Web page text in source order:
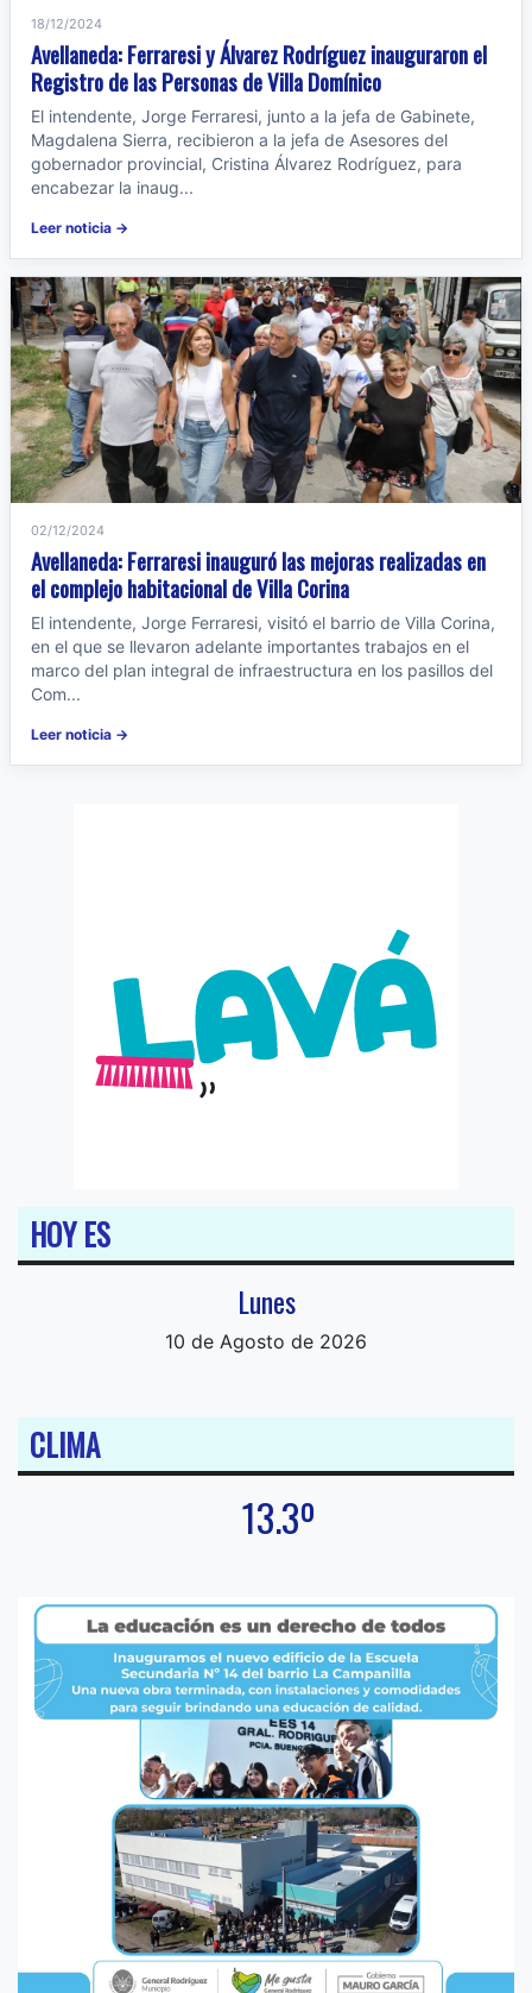
18/12/2024
Avellaneda: Ferraresi y Álvarez Rodríguez inauguraron el
Registro de las Personas de Villa Domínico
El intendente, Jorge Ferraresi, junto a la jefa de Gabinete,
Magdalena Sierra, recibieron a la jefa de Asesores del
gobernador provincial, Cristina Álvarez Rodríguez, para
encabezar la inaug...
Leer noticia →
02/12/2024
Avellaneda: Ferraresi inauguró las mejoras realizadas en
el complejo habitacional de Villa Corina
El intendente, Jorge Ferraresi, visitó el barrio de Villa Corina,
en el que se llevaron adelante importantes trabajos en el
marco del plan integral de infraestructura en los pasillos del
Com...
Leer noticia →
HOY ES
Lunes
10 de Agosto de 2026
CLIMA
13.3º